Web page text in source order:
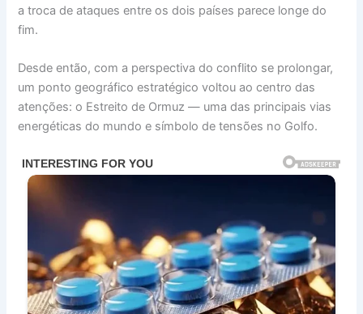
a troca de ataques entre os dois países parece longe do
fim.
Desde então, com a perspectiva do conflito se prolongar,
um ponto geográfico estratégico voltou ao centro das
atenções: o Estreito de Ormuz — uma das principais vias
energéticas do mundo e símbolo de tensões no Golfo.